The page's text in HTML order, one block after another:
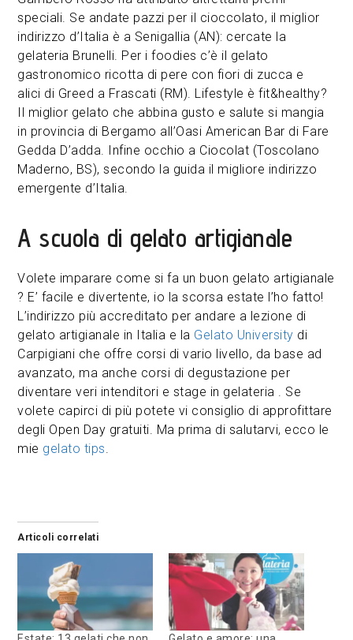
speciali. Se andate pazzi per il cioccolato, il miglior
indirizzo d’Italia è a Senigallia (AN): cercate la
gelateria Brunelli. Per i foodies c’è il gelato
gastronomico ricotta di pere con fiori di zucca e
alici di Greed a Frascati (RM). Lifestyle è fit&healthy?
Il miglior gelato che abbina gusto e salute si mangia
in provincia di Bergamo all’Oasi American Bar di Fare
Gedda D’adda. Infine occhio a Ciocolat (Toscolano
Maderno, BS), secondo la guida il migliore indirizzo
emergente d’Italia.
A scuola di gelato artigianale
Volete imparare come si fa un buon gelato artigianale
? E’ facile e divertente, io la scorsa estate l’ho fatto!
L’indirizzo più accreditato per andare a lezione di
gelato artigianale in Italia e la Gelato University di
Carpigiani che offre corsi di vario livello, da base ad
avanzato, ma anche corsi di degustazione per
diventare veri intenditori e stage in gelateria . Se
volete capirci di più potete vi consiglio di approfittare
degli Open Day gratuiti. Ma prima di salutarvi, ecco le
mie gelato tips.
Articoli correlati